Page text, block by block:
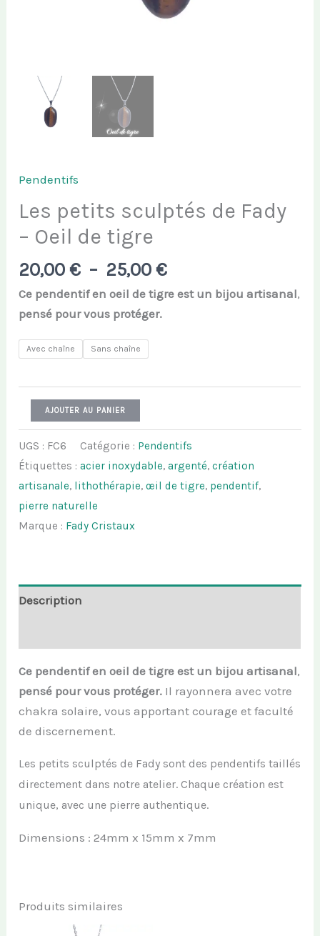
Pendentifs
Les petits sculptés de Fady
– Oeil de tigre
20,00€ – 25,00€Plage
de
Ce pendentif en oeil de tigre est un bijou artisanal,
pensé pour vous protéger.
Avec chaîne Sans chaîne
quantité
de
Les
petits
sculptés
de
Fady
de
tigre
AJOUTER AU PANIER
UGS : FC6 Catégorie : Pendentifs
Étiquettes :acier inoxydable,argenté,création
artisanale, lithothérapie,œil de tigre, pendentif,
pierre naturelle
Marque : Fady Cristaux
Description
Ce pendentif en oeil de tigre est un bijou artisanal,
pensé pour vous protéger. Il rayonnera avec votre
chakra solaire, vous apportant courage et faculté
de discernement.
Les petits sculptés de Fady sont des pendentifs taillés
directement dans notre atelier. Chaque création est
unique, avec une pierre authentique.
Dimensions : 24mm x 15mm x 7mm
Produits similaires